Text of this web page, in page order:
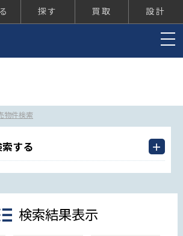
探す 買取 設計
物件検索
する
検索結果表示